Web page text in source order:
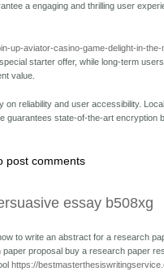
a engaging and thrilling user
up-aviator-casino-game-delight-in-the-
starter offer, while long-term
value.
on reliability and user accessibility.
guarantees state-of-the-art
post comments
essay b508xg
to write an abstract for a research
paper proposal buy a research paper
https://